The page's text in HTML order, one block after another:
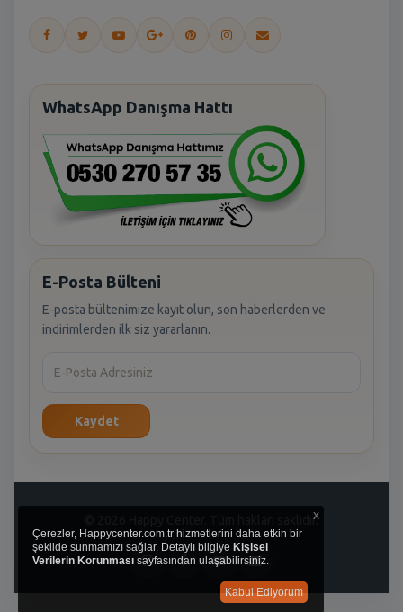
WhatsApp Danışma Hattı
E-Posta Bülteni
E-posta bültenimize kayıt olun, son haberlerden ve
indirimlerden ilk siz yararlanın.
Kaydet
© 2026 Happy Center. Tüm hakları saklıdır.
x
Çerezler, Happycenter.com.tr hizmetlerini daha etkin bir
şekilde sunmamızı sağlar. Detaylı bilgiye Kişisel
Verilerin Korunması sayfasından ulaşabilirsiniz.
Kabul Ediyorum